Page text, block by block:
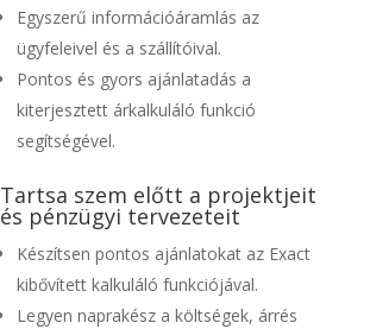
Egyszerű információáramlás az
ügyfeleivel és a szállítóival.
Pontos és gyors ajánlatadás a
kiterjesztett árkalkuláló funkció
segítségével.
Tartsa szem előtt a projektjeit
és pénzügyi tervezeteit
Készítsen pontos ajánlatokat az Exact
kibővített kalkuláló funkciójával.
Legyen naprakész a költségek, árrés